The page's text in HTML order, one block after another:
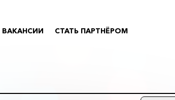
ВАКАНСИИ
СТАТЬ ПАРТНЁРОМ